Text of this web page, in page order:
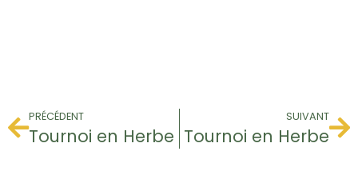
PRÉCÉDENT
Tournoi en Herbe
SUIVANT
Tournoi en Herbe